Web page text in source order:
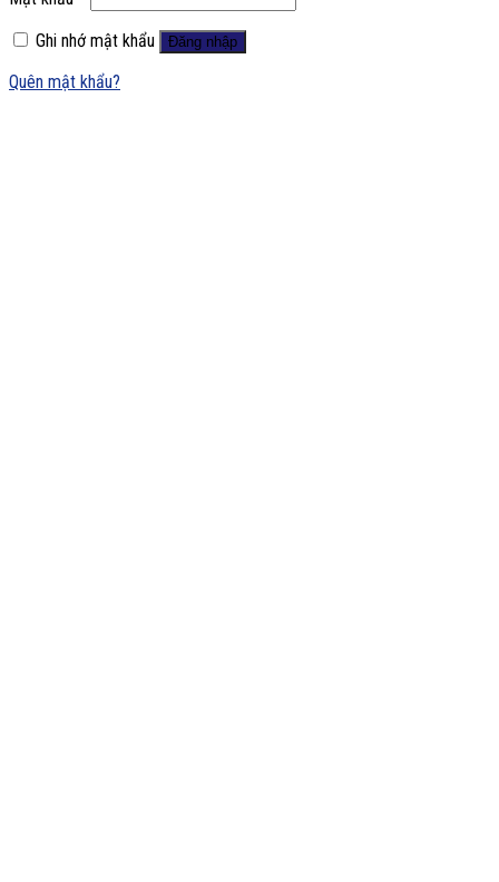
Ghi nhớ mật khẩu
Đăng nhập
Quên mật khẩu?